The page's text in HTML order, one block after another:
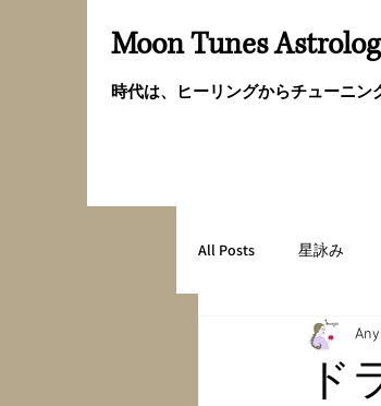
Moon Tunes
時代は、ヒーリングからチューニン
All Posts 星詠み
ド